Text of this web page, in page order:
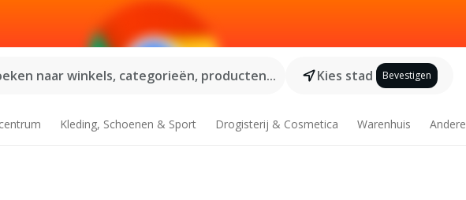
naar winkels, categorieën, producten...
Kies stad Bevestigen
Kleding, Schoenen & Sport Drogisterij & Cosmetica Warenhuis Andere